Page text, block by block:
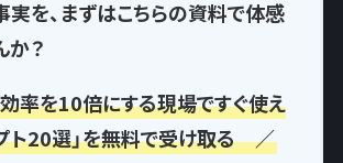
実を、まずはこちらの資料で体感
か？
率を10倍にする現場ですぐ使え
ト20選」を無料で受け取る ／